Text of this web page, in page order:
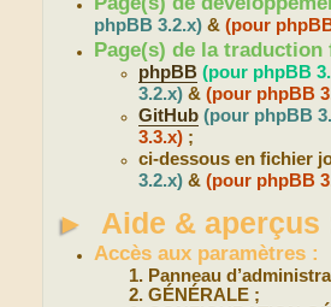
phpBB 3.2.x) &(pour
Page(s) de la traduction
phpBB (pour phpBB
3.2.x) &(pour phpBB
GitHub (pour phpBB
3.3.x) ;
ci-dessous en fichier
3.2.x) &(pour phpBB
► Aide & aperçus
Accès aux paramètres :
Panneau
GÉNÉRALE ;